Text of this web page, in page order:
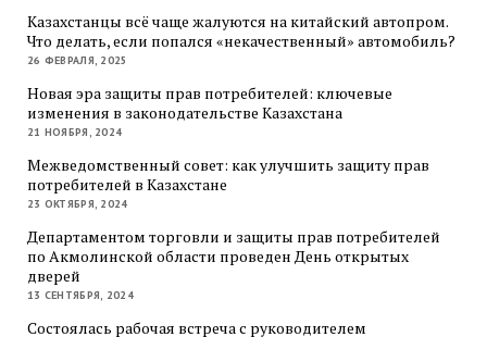
Казахстанцы всё чаще жалуются на китайский автопром.
Что делать, если попался «некачественный» автомобиль?
26 ФЕВРАЛЯ, 2025
Новая эра защиты прав потребителей: ключевые
изменения в законодательстве Казахстана
21 НОЯБРЯ, 2024
Межведомственный совет: как улучшить защиту прав
потребителей в Казахстане
23 ОКТЯБРЯ, 2024
Департаментом торговли и защиты прав потребителей
по Акмолинской области проведен День открытых
дверей
13 СЕНТЯБРЯ, 2024
Состоялась рабочая встреча с руководителем